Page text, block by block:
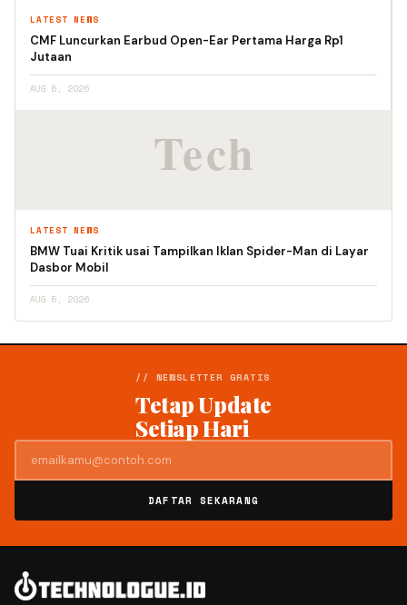
LATEST NEWS
CMF Luncurkan Earbud Open-Ear Pertama Harga Rp1
Jutaan
AUG 5, 2026
LATEST NEWS
BMW Tuai Kritik usai Tampilkan Iklan Spider-Man di Layar
Dasbor Mobil
AUG 5, 2026
// NEWSLETTER GRATIS
Tetap Update
Setiap Hari
DAFTAR SEKARANG